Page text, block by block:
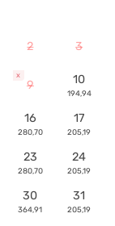
2 3
9
x 10
194,94
16
280,70
17
205,19
23
280,70
24
205,19
30
364,91
31
205,19